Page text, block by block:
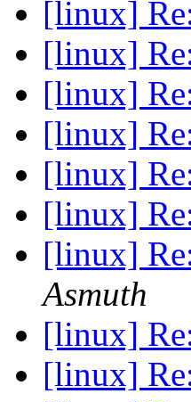
[linux]
[linux]
[linux]
[linux]
[linux]
[linux]
[linux]
Asmuth
[linux]
[linux]